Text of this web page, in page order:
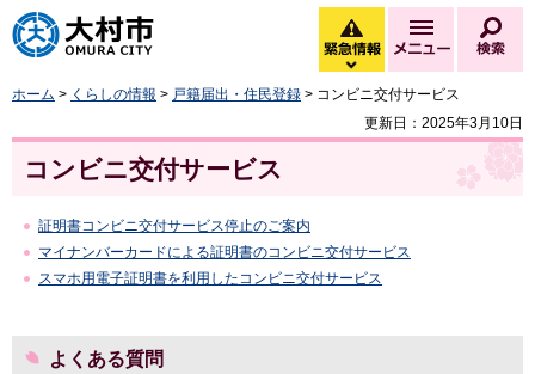
大村市
緊急情報
緊急情報を開く
メニュー
ホーム > くらしの情報 > 戸籍届出・住民登録 > コンビニ交付サービス
更新日：2025年3月10日
コンビニ交付サービス
証明書コンビニ交付サービス停止のご案内
マイナンバーカードによる証明書のコンビニ交付サービス
スマホ用電子証明書を利用したコンビニ交付サービス
よくある質問